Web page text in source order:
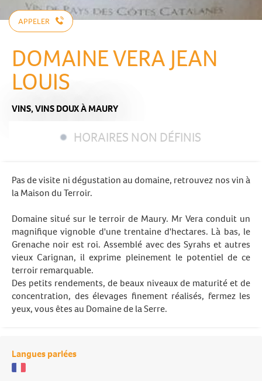
APPELER
DOMAINE VERA JEAN
LOUIS
VINS,VINS DOUXÀ MAURY
HORAIRES NON DÉFINIS
Pas de visite ni dégustation au domaine, retrouvez nos vin à
la Maison du Terroir.
Domaine situé sur le terroir de Maury. Mr Vera conduit un
magnifique vignoble d'une trentaine d'hectares. Là bas, le
Grenache noir est roi. Assemblé avec des Syrahs et autres
vieux Carignan, il exprime pleinement le potentiel de ce
terroir remarquable.
Des petits rendements, de beaux niveaux de maturité et de
concentration, des élevages finement réalisés, fermez les
yeux, vous êtes au Domaine de la Serre.
Langues parlées